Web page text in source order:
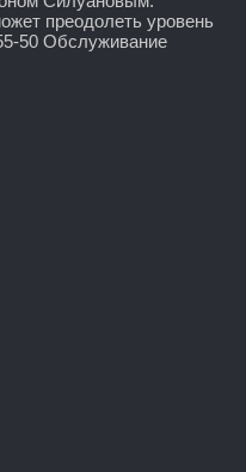
преодолеть уровень
50 Обслуживание